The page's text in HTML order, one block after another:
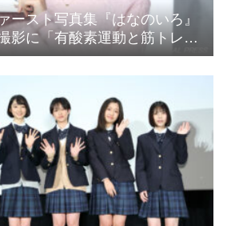
ースト写真集『はなのいろ』
影に「有酸素運動と筋トレを